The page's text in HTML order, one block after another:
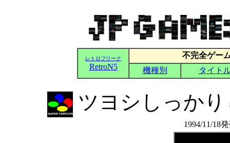
ツヨシしっか
1994/11/18